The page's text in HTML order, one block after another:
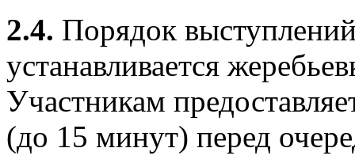
2.4. Порядок
устанавливается
Участникам
(до 15 минут) перед